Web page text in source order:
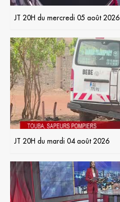
JT 20H du mercredi 05 août 2026
JT 20H du mardi 04 août 2026